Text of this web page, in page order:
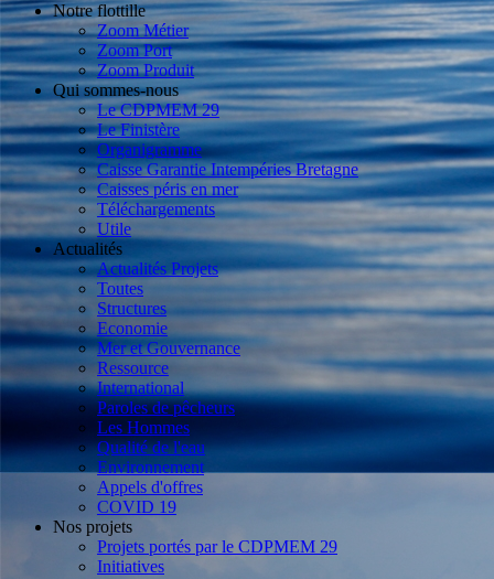
Notre flottille
Zoom Métier
Zoom Port
Zoom Produit
Qui sommes-nous
Le CDPMEM 29
Le Finistère
Organigramme
Caisse Garantie Intempéries Bretagne
Caisses péris en mer
Téléchargements
Utile
Actualités
Actualités Projets
Toutes
Structures
Economie
Mer et Gouvernance
Ressource
International
Paroles de pêcheurs
Les Hommes
Qualité de l'eau
Environnement
Appels d'offres
COVID 19
Nos projets
Projets portés par le CDPMEM 29
Initiatives